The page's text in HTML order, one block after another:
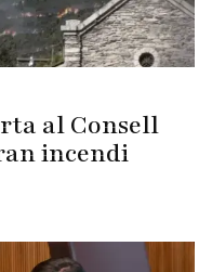
al Consell
incendi